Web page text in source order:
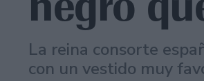
La reina consorte
con un vestido muy